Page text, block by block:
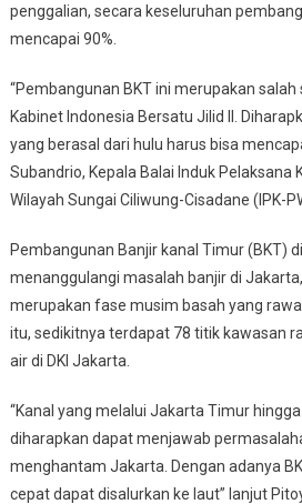
Tahun
penggalian, secara keseluruhan
mencapai 90%.
“Pembangunan BKT ini merupakan
Kabinet Indonesia Bersatu Jilid II.
yang berasal dari hulu harus bisa
Subandrio, Kepala Balai Induk Pelaksana
Wilayah Sungai Ciliwung-Cisadane (IPK-
Pembangunan Banjir kanal Timur (BKT)
menanggulangi masalah banjir di
merupakan fase musim basah yang
itu, sedikitnya terdapat 78 titik kawasan
air di DKI Jakarta.
“Kanal yang melalui Jakarta Timur
diharapkan dapat menjawab
menghantam Jakarta. Dengan adanya
cepat dapat disalurkan ke laut” lanjut